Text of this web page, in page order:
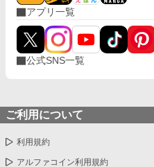
アプリ一覧
公式SNS一覧
ご利用について
利用規約
アルファコイン利用規約